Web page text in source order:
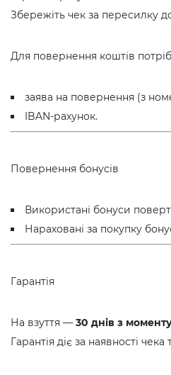
Збережіть чек за пересилку
Для повернення коштів
заява на повернення (з
IBAN-рахунок.
Повернення бонусів
Використані бонуси
Нараховані за покупку
Гарантія
На взуття — 30 днів з
Гарантія діє за наявності